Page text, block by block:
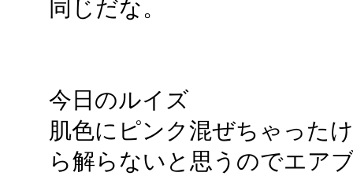
同じだな。
今日のルイズ
肌色にピンク混ぜちゃった
ら解らないと思うのでエア